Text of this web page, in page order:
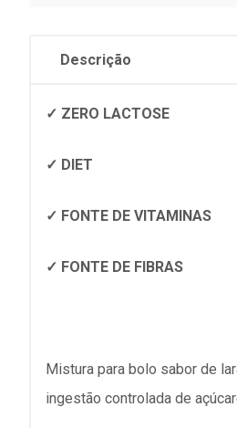
Descrição
✓ ZERO LACTOSE
✓ DIET
✓ FONTE DE VITAMINAS
✓ FONTE DE FIBRAS
Mistura para bolo sabor de
ingestão controlada de